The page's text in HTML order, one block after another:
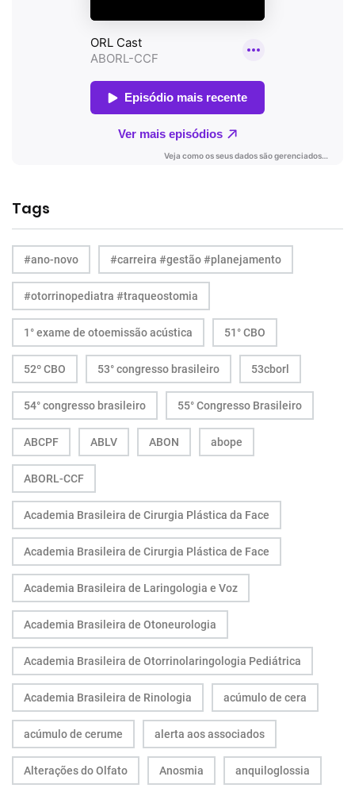
Tags
#ano-novo #carreira #gestão #planejamento
#otorrinopediatra #traqueostomia
1° exame de otoemissão acústica 51° CBO
52º CBO 53° congresso brasileiro 53cborl
54° congresso brasileiro 55° Congresso Brasileiro
ABCPF ABLV ABON abope
ABORL-CCF
Academia Brasileira de Cirurgia Plástica da Face
Academia Brasileira de Cirurgia Plástica de Face
Academia Brasileira de Laringologia e Voz
Academia Brasileira de Otoneurologia
Academia Brasileira de Otorrinolaringologia Pediátrica
Academia Brasileira de Rinologia acúmulo de cera
acúmulo de cerume alerta aos associados
Alterações do Olfato Anosmia anquiloglossia